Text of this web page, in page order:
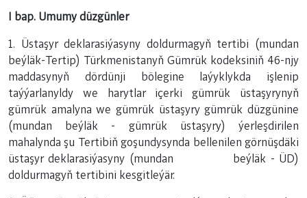
I bap. Umumy düzgünler
1. Üstaşyr deklarasiýasyny doldurmagyň tertibi (mundan
beýläk-Tertip) Türkmenistanyň Gümrük kodeksiniň 46-njy
maddasynyň dördünji bölegine laýyklykda işlenip
taýýarlanyldy we harytlar içerki gümrük üstaşyrynyň
gümrük amalyna we gümrük üstaşyry gümrük düzgünine
(mundan beýläk - gümrük üstaşyry) ýerleşdirilen
mahalynda şu Tertibiň goşundysynda bellenilen görnüşdäki
üstaşyr deklarasiýasyny (mundan beýläk - ÜD)
doldurmagyň tertibini kesgitleýär.